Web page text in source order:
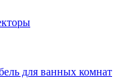
для ванных комнат